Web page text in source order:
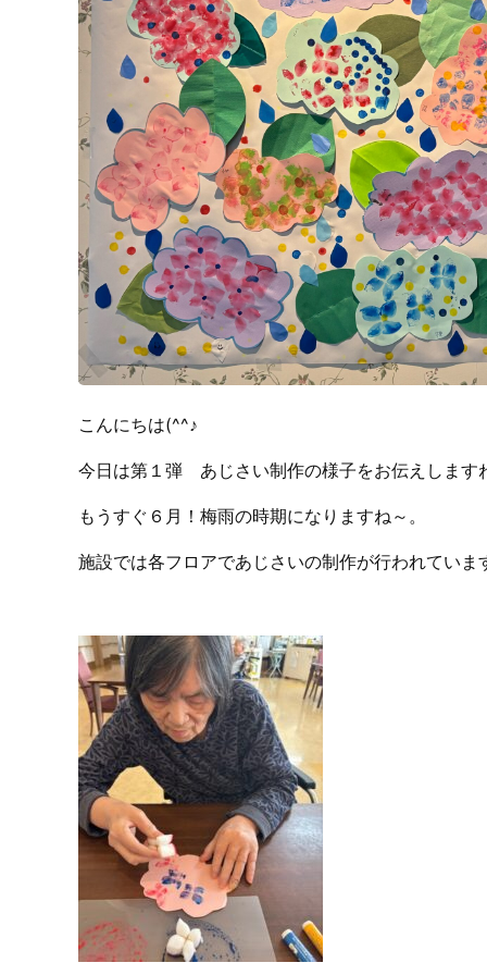
こんにちは(^^♪
今日は第１弾 あじさい制作の様子をお伝えしま
もうすぐ６月！梅雨の時期になりますね～。
施設では各フロアであじさいの制作が行われていま